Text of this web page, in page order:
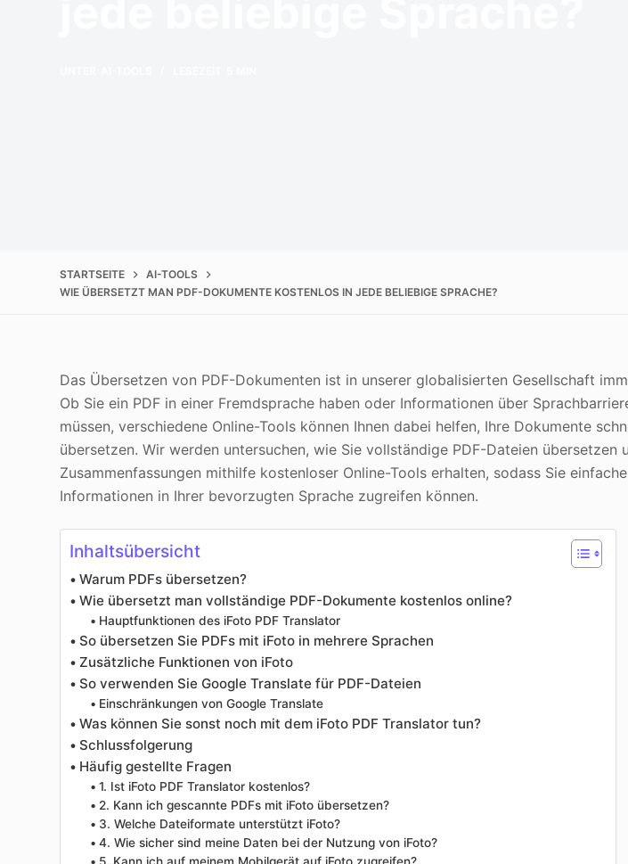
STARTSEITE
AI-TOOLS
WIE ÜBERSETZT MAN PDF-DOKUMENTE KOSTENLOS IN JEDE BELIEBIGE SPRACHE?
Das Übersetzen von PDF-Dokumenten ist in unserer globalisierten Gesellschaft
Ob Sie ein PDF in einer Fremdsprache haben oder Informationen über
müssen, verschiedene Online-Tools können Ihnen dabei helfen, Ihre Dokumente
übersetzen. Wir werden untersuchen, wie Sie vollständige PDF-Dateien übersetzen
Zusammenfassungen mithilfe kostenloser Online-Tools erhalten, sodass Sie
Informationen in Ihrer bevorzugten Sprache zugreifen können.
Inhaltsübersicht
Warum PDFs übersetzen?
Wie übersetzt man vollständige PDF-Dokumente kostenlos online?
Hauptfunktionen des iFoto PDF Translator
So übersetzen Sie PDFs mit iFoto in mehrere Sprachen
Zusätzliche Funktionen von iFoto
So verwenden Sie Google Translate für PDF-Dateien
Einschränkungen von Google Translate
Was können Sie sonst noch mit dem iFoto PDF Translator tun?
Schlussfolgerung
Häufig gestellte Fragen
1. Ist iFoto PDF Translator kostenlos?
2. Kann ich gescannte PDFs mit iFoto übersetzen?
3. Welche Dateiformate unterstützt iFoto?
4. Wie sicher sind meine Daten bei der Nutzung von iFoto?